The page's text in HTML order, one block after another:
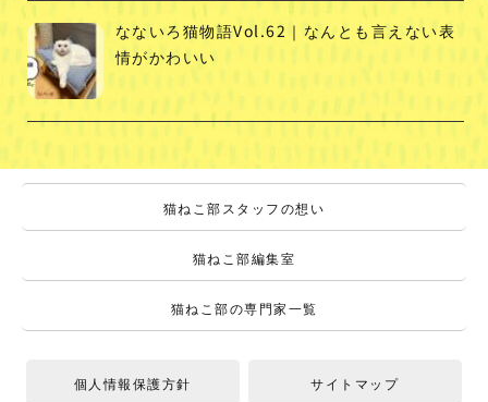
なないろ猫物語Vol.62｜なんとも言えない表
情がかわいい
猫ねこ部スタッフの想い
猫ねこ部編集室
猫ねこ部の専門家一覧
個人情報保護方針 サイトマップ